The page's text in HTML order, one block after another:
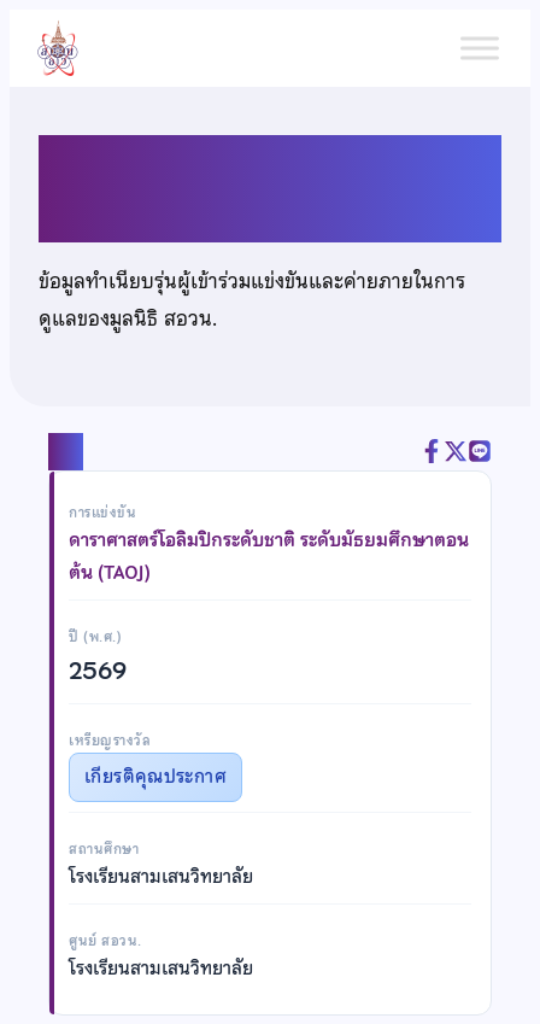
เนื้อหา
ข้อมูลทำเนียบรุ่นผู้เข้าร่วมแข่งขันและค่ายภายในการ
ดูแลของมูลนิธิ สอวน.
การแข่งขัน
ดาราศาสตร์โอลิมปิกระดับชาติ ระดับมัธยมศึกษาตอน
ต้น (TAOJ)
ปี (พ.ศ.)
2569
เหรียญรางวัล
เกียรติคุณประกาศ
สถานศึกษา
โรงเรียนสามเสนวิทยาลัย
ศูนย์ สอวน.
โรงเรียนสามเสนวิทยาลัย